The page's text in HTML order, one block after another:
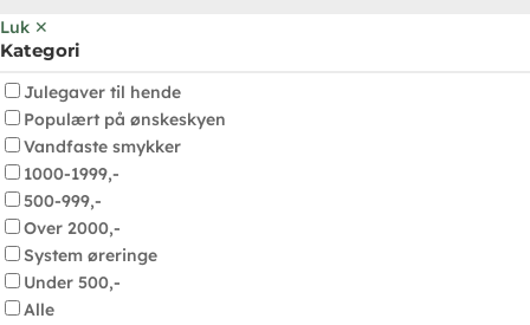
Luk ✕
Kategori
Julegaver til hende
Populært på ønskeskyen
Vandfaste smykker
1000-1999,-
500-999,-
Over 2000,-
System øreringe
Under 500,-
Alle